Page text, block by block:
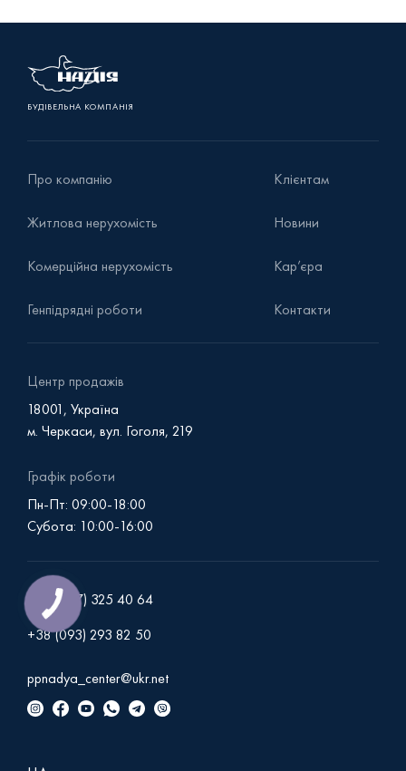
БУДІВЕЛЬНА КОМПАНІЯ
Про компанію Клієнтам
Житлова нерухомість Новини
Комерційна нерухомість Кар’єра
Генпідрядні роботи Контакти
Центр продажів
18001, Україна
м. Черкаси, вул. Гоголя, 219
Графік роботи
Пн-Пт: 09:00-18:00
Субота: 10:00-16:00
+38 (067) 325 40 64
+38 (093) 293 82 50
ppnadya_center@ukr.net